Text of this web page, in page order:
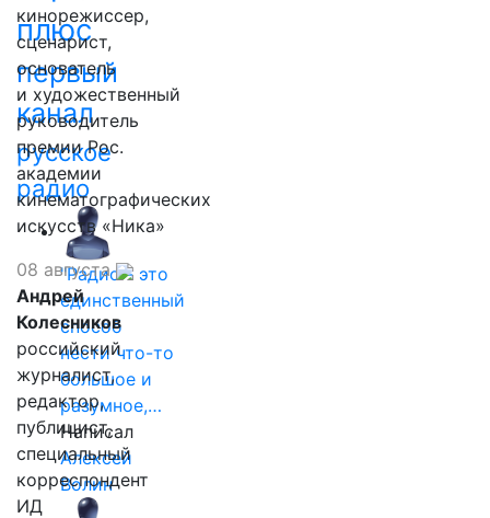
плюс
первый
канал
русское
радио
"Радио - это
единственный
способ
нести что-то
большое и
разумное,…
Написал
Алексей
Волин
кинорежиссер,
сценарист,
основатель
и художественный
руководитель
премии Рос.
академии
кинематографических
искусств «Ника»
08 августа
Андрей
Колесников
российский
журналист,
редактор,
публицист,
специальный
корреспондент
ИД